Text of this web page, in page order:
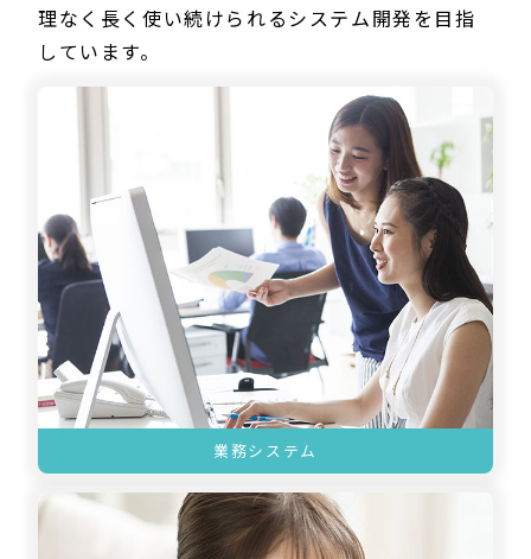
理なく長く使い続けられるシステム開発を目指
しています。
業務システム